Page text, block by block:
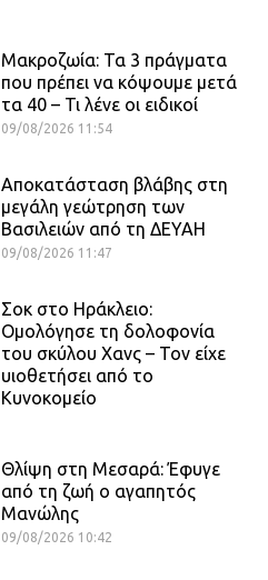
Μακροζωία: Τα 3 πράγματα
που πρέπει να κόψουμε μετά
τα 40 – Τι λένε οι ειδικοί
09/08/2026 11:54
Αποκατάσταση βλάβης στη
μεγάλη γεώτρηση των
Βασιλειών από τη ΔΕΥΑΗ
09/08/2026 11:47
Σοκ στο Ηράκλειο:
Ομολόγησε τη δολοφονία
του σκύλου Χανς – Τον είχε
υιοθετήσει από το
Κυνοκομείο
Θλίψη στη Μεσαρά: Έφυγε
από τη ζωή ο αγαπητός
Μανώλης
09/08/2026 10:42